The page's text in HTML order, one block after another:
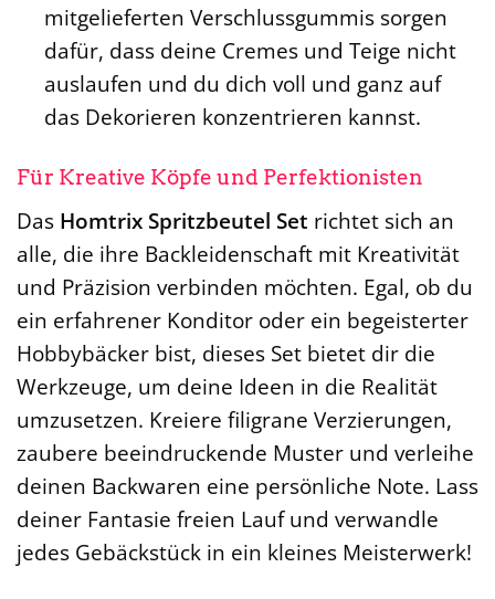
mitgelieferten Verschlussgummis sorgen
dafür, dass deine Cremes und Teige nicht
auslaufen und du dich voll und ganz auf
das Dekorieren konzentrieren kannst.
Für Kreative Köpfe und Perfektionisten
Das Homtrix Spritzbeutel Set richtet sich an
alle, die ihre Backleidenschaft mit Kreativität
und Präzision verbinden möchten. Egal, ob du
ein erfahrener Konditor oder ein begeisterter
Hobbybäcker bist, dieses Set bietet dir die
Werkzeuge, um deine Ideen in die Realität
umzusetzen. Kreiere filigrane Verzierungen,
zaubere beeindruckende Muster und verleihe
deinen Backwaren eine persönliche Note. Lass
deiner Fantasie freien Lauf und verwandle
jedes Gebäckstück in ein kleines Meisterwerk!